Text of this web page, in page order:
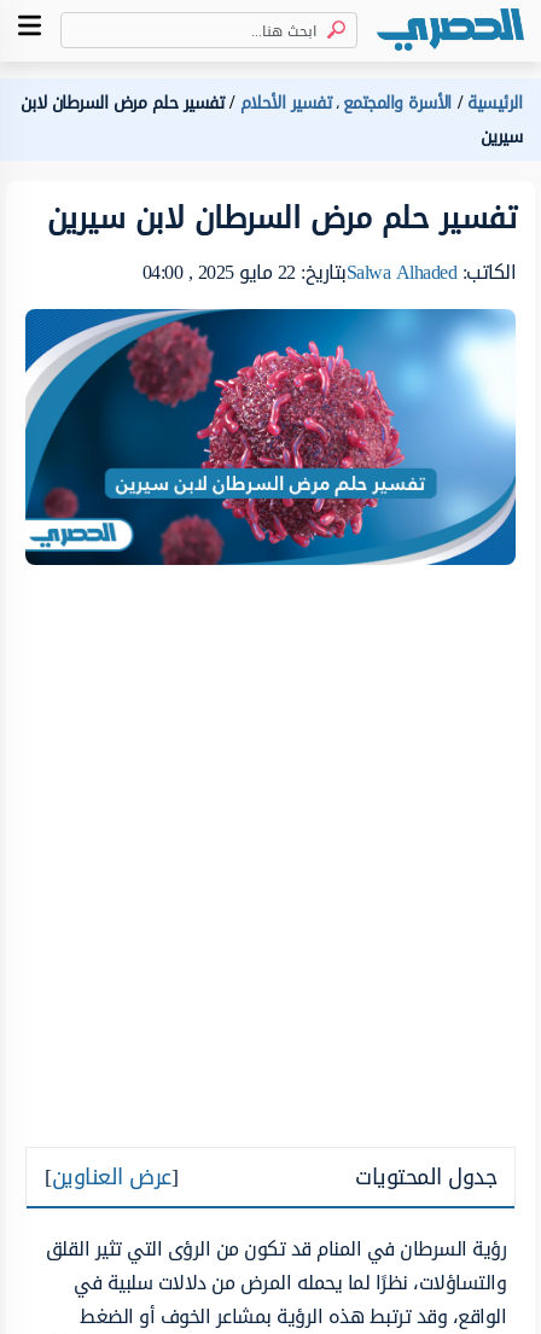
الرئيسية الأسرة والمجتمع،تفسير الأحلام تفسير حلم مرض السرطان لابن
سيرين
تفسير حلم مرض السرطان لابن سيرين
الكاتب:Salwa Alhadedبتاريخ: 22 مايو 2025 , 04:00
جدول المحتويات [عرض العناوين]
رؤية السرطان في المنام قد تكون من الرؤى التي تثير القلق
والتساؤلات، نظرًا لما يحمله المرض من دلالات سلبية في
الواقع، وقد ترتبط هذه الرؤية بمشاعر الخوف أو الضغط